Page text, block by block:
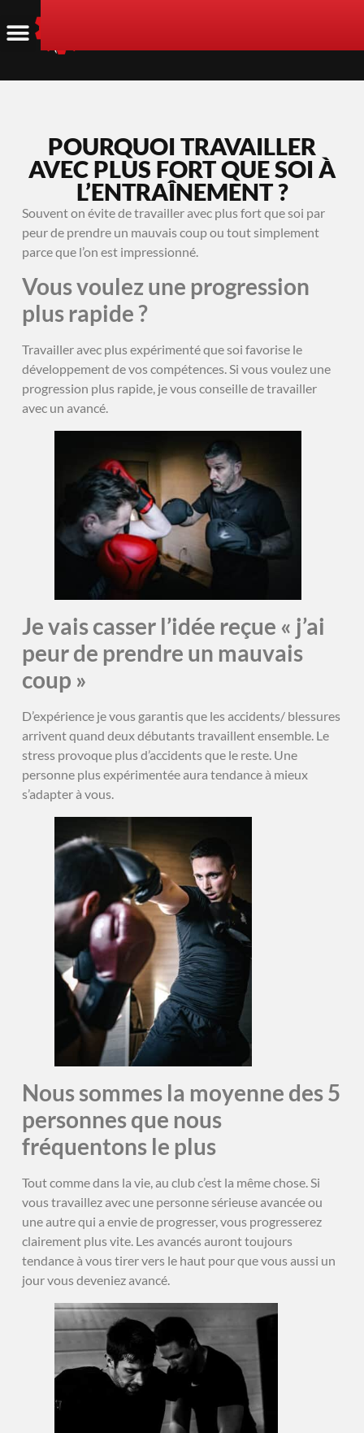
POURQUOI TRAVAILLER
AVEC PLUS FORT QUE SOI À
L’ENTRAÎNEMENT ?
Souvent on évite de travailler avec plus fort que soi par
peur de prendre un mauvais coup ou tout simplement
parce que l’on est impressionné.
Vous voulez une progression
plus rapide ?
Travailler avec plus expérimenté que soi favorise le
développement de vos compétences. Si vous voulez une
progression plus rapide, je vous conseille de travailler
avec un avancé.
Je vais casser l’idée reçue « j’ai
peur de prendre un mauvais
coup »
D’expérience je vous garantis que les accidents/ blessures
arrivent quand deux débutants travaillent ensemble. Le
stress provoque plus d’accidents que le reste. Une
personne plus expérimentée aura tendance à mieux
s’adapter à vous.
Nous sommes la moyenne des 5
personnes que nous
fréquentons le plus
Tout comme dans la vie, au club c’est la même chose. Si
vous travaillez avec une personne sérieuse avancée ou
une autre qui a envie de progresser, vous progresserez
clairement plus vite. Les avancés auront toujours
tendance à vous tirer vers le haut pour que vous aussi un
jour vous deveniez avancé.